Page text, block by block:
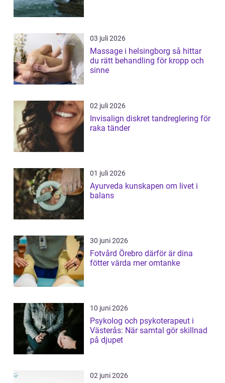
03 juli 2026
Massage i helsingborg så hittar
du rätt behandling för kropp och
sinne
02 juli 2026
Invisalign diskret tandreglering för
raka tänder
01 juli 2026
Ayurveda kunskapen om livet i
balans
30 juni 2026
Fotvård Örebro därför är dina
fötter värda mer omtanke
10 juni 2026
Psykolog och psykoterapeut i
Västerås: När samtal gör skillnad
på djupet
02 juni 2026